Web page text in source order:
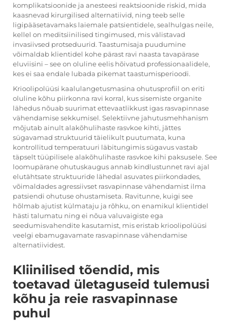
komplikatsioonide ja anesteesi reaktsioonide riskid, mida
kaasnevad kirurgilised alternatiivid, ning teeb selle
ligipääsetavamaks laiemale patsientidele, sealhulgas neile,
kellel on meditsiinilised tingimused, mis välistavad
invasiivsed protseduurid. Taastumisaja puudumine
võimaldab klientidel kohe pärast ravi naasta tavapärase
eluviisini – see on oluline eelis hõivatud professionaalidele,
kes ei saa endale lubada pikemat taastumisperioodi.
Krioolipolüüsi kaalulangetusmasina ohutusprofiil on eriti
oluline kõhu piirkonna ravi korral, kus sisemiste organite
lähedus nõuab suurimat ettevaatlikkust igas rasvapinnase
vähendamise sekkumisel. Selektiivne jahutusmehhanism
mõjutab ainult alakõhulihaste rasvkoe kihti, jättes
sügavamad struktuurid täielikult puutumata, kuna
kontrollitud temperatuuri läbitungimis sügavus vastab
täpselt tüüpilisele alakõhulihaste rasvkoe kihi paksusele. See
loomupärane ohutuskaugus annab kindlustunnet ravi ajal
elutähtsate struktuuride lähedal asuvates piirkondades,
võimaldades agressiivset rasvapinnase vähendamist ilma
patsiendi ohutuse ohustamiseta. Ravitunne, kuigi see
hõlmab ajutist külmataju ja rõhku, on enamikul klientidel
hästi talumatu ning ei nõua valuvaigiste ega
seedumisvahendite kasutamist, mis eristab krioolipolüüsi
veelgi ebamugavamate rasvapinnase vähendamise
alternatiividest.
Kliinilised tõendid, mis
toetavad ületaguseid tulemusi
kõhu ja reie rasvapinnase
puhul